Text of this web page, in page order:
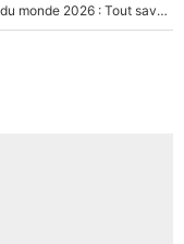
De victime du racisme à sensation de la Coupe du monde 2026 : Tout savoir sur Zion Suzuki, le gardien qui peut mettre Lucas Chevalier à la porte au PSG !